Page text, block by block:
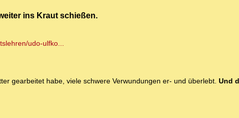
ins Kraut schießen.
udo-ulfko...
gearbeitet habe, viele schwere Verwundungen er- und überlebt. Und